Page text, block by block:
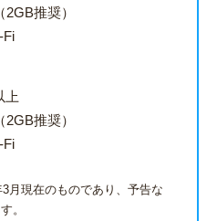
推奨）
Fi
上
推奨）
Fi
月現在のものであり、予告な
。